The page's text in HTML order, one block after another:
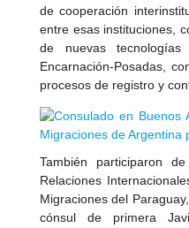
de cooperación
entre esas instituciones,
de nuevas
Encarnación-Posadas,
procesos de registro y
También participaron
Relaciones
Migraciones del
cónsul de primera